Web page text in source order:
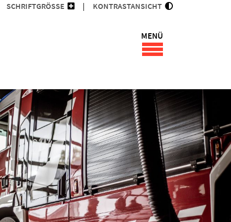
SCHRIFTGRÖSSE KONTRASTANSICHT
MENÜ